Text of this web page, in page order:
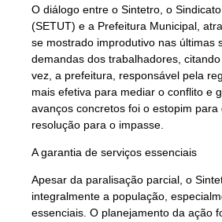
O diálogo entre o Sintetro, o
(SETUT) e a Prefeitura Municipal,
se mostrado improdutivo nas últimas
demandas dos trabalhadores,
vez, a prefeitura, responsável pela
mais efetiva para mediar o conflito e
avanços concretos foi o estopim
resolução para o impasse.
A garantia de serviços essenciais
Apesar da paralisação parcial, o
integralmente a população,
essenciais. O planejamento da ação